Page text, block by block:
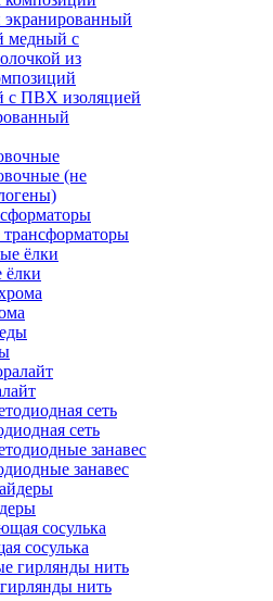
медный с
из
с ПВХ изоляцией
(не
ёлки
сеть
занавес
сосулька
нить